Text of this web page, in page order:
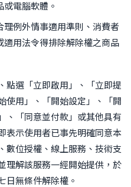
電腦軟體。
理例外情事適用準則、消費者
適用法令得排除解除權之商品
點選「立即啟用」、「立即提
使用」、「開始設定」、「開
、「同意並付款」或其他具有
表示使用者已事先明確同意本
數位授權、線上服務、技術支
理解該服務一經開始提供，於
日無條件解除權。